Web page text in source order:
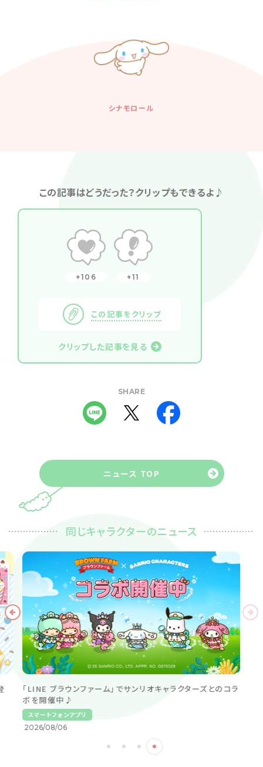
シナモロール
この記事はどうだった？クリップもできるよ♪
106 11
この記事をクリップ
クリップした記事を見る
SHARE
ニュース TOP
同じキャラクターのニュース
「LINE ブラウンファーム」でサンリオキャラクターズとのコラ
ボを開催中♪
スマートフォンアプリ
2026/08/06